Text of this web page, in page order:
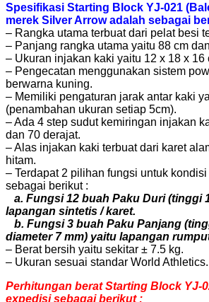
Spesifikasi Starting Block YJ-021
merek Silver Arrow adalah sebagai
– Rangka utama terbuat dari pelat besi
– Panjang rangka utama yaitu 88 cm
– Ukuran injakan kaki yaitu 12 x 18 x 16
– Pengecatan menggunakan sistem
berwarna kuning.
– Memiliki pengaturan jarak antar kaki
(penambahan ukuran setiap 5cm).
– Ada 4 step sudut kemiringan injakan
dan 70 derajat.
– Alas injakan kaki terbuat dari karet
hitam.
– Terdapat 2 pilihan fungsi untuk
sebagai berikut :
a. Fungsi 12 buah Paku Duri (tinggi
lapangan sintetis / karet.
b. Fungsi 3 buah Paku Panjang
diameter 7 mm) yaitu lapangan
– Berat bersih yaitu sekitar ± 7.5 kg.
– Ukuran sesuai standar World Athletics.
Perhitungan berat Starting Block YJ-
expedisi sebagai berikut :